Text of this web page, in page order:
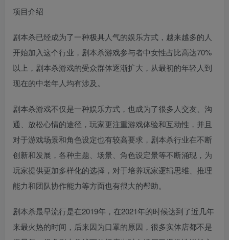
项目介绍
剧本杀已经成为了一种极具人气的娱乐方式，越来越多的人
开始加入这个行业，剧本杀游戏参与者中女性占比高达70%
以上，剧本杀游戏的受众群体逐渐扩大，从最初的年轻人到
现在的中老年人均有涉及。
剧本杀游戏不仅是一种娱乐方式，也成为了很多人交友、沟
通、放松心情的途径，玩家更注重游戏体验和互动性，并且
对于游戏场景和角色设定也有较高要求，剧本杀行业在不断
创新和发展，各种主题、场景、角色设定景等不断涌现，为
玩家提供更加多样化的选择，对于培养玩家逻辑思维、推理
能力和团队协作能力等方面也有很大的帮助。
剧本杀最早流行是在2019年，在2021年的时候达到了近几年
来最火热的时间，后来因为口罩的原因，很多实体店都不是